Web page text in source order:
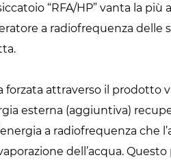
“RFA/HP” vanta la
a radiofrequenza delle
forzata attraverso il prodotto
esterna (aggiuntiva)
a radiofrequenza che
dell’acqua.